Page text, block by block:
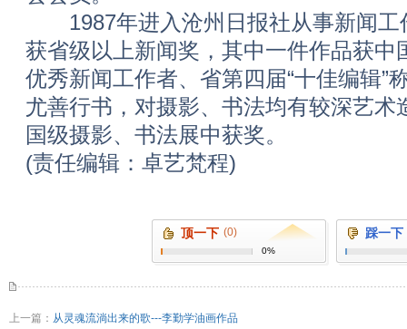
1987年进入沧州日报社从事新闻工
获省级以上新闻奖，其中一件作品获中
优秀新闻工作者、省第四届“十佳编辑”
尤善行书，对摄影、书法均有较深艺术
国级摄影、书法展中获奖。
(责任编辑：卓艺梵程)
顶一下 (0)
0%
踩一下
上一篇： 从灵魂流淌出来的歌---李勤学油画作品